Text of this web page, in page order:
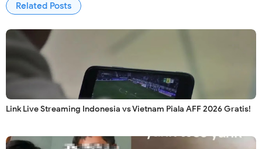
Related Posts
Link Live Streaming Indonesia vs Vietnam Piala AFF 2026 Gratis!